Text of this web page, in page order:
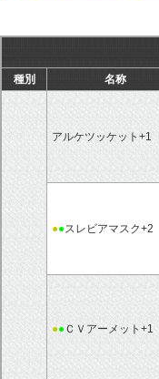
種別 名称
アルケツッケット+1
●●スレビアマスク+2
●●ＣＶアーメット+1